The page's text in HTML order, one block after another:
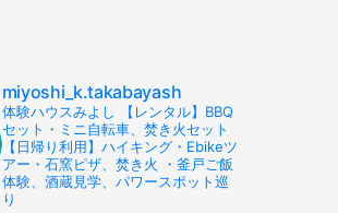
miyoshi_k.takabayash
体験ハウスみよし 【レンタル】BBQ
セット・ミニ自転車、焚き火セット
【日帰り利用】ハイキング・Ebikeツ
アー・石窯ピザ、焚き火 ・釜戸ご飯
体験、酒蔵見学、パワースポット巡
り